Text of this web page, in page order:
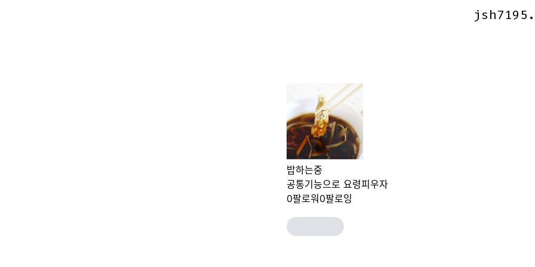
밥하는중
공통기능으로 요령피우자
0팔로워 0팔로잉